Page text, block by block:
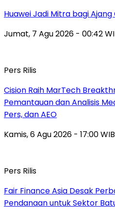
Huawei Jadi Mitra bagi Ajang
Jumat, 7 Agu 2026 - 00:42
Pers Rilis
Cision Raih MarTech
Pemantauan dan Analisis
Pers, dan AEO
Kamis, 6 Agu 2026 - 17:00 WIB
Pers Rilis
Fair Finance Asia Desak
Pendanaan untuk Sektor